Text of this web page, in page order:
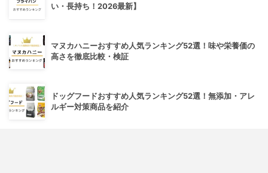
い・長持ち！2026最新】
マヌカハニーおすすめ人気ランキング52選！味や栄養価の
高さを徹底比較・検証
ドッグフードおすすめ人気ランキング52選！無添加・アレ
ルギー対策商品を紹介